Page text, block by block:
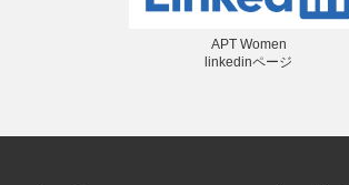
APT Women
linkedinページ